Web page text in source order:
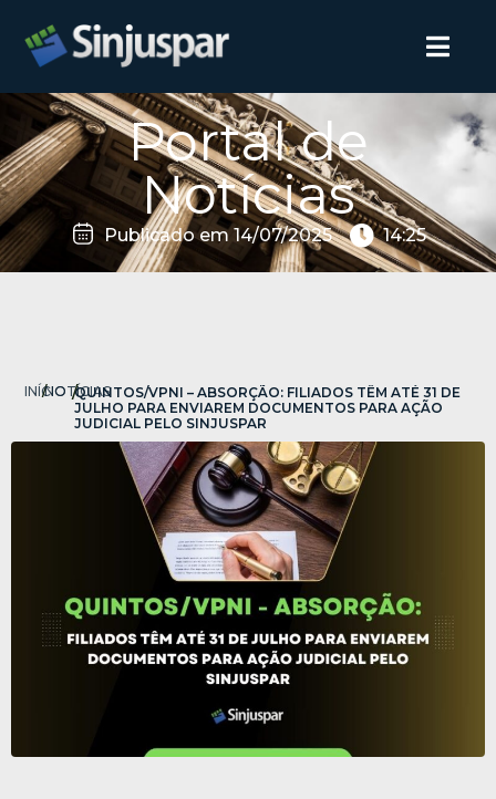
Portal de
Notícias
Publicado em14/07/2025 14:25
INÍCIO
/NOTÍCIAS
/QUINTOS/VPNI – ABSORÇÃO: FILIADOS TÊM ATÉ 31 DE
JULHO PARA ENVIAREM DOCUMENTOS PARA AÇÃO
JUDICIAL PELO SINJUSPAR